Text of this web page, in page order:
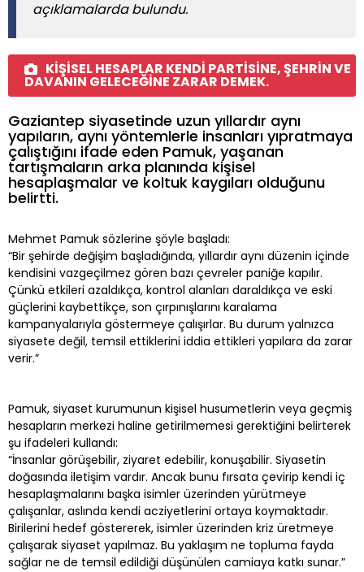
açıklamalarda bulundu.
KİŞİSEL HESAPLAR KENDİ PARTİSİNE, ŞEHRİN VE
DAVANIN GELECEĞİNE ZARAR DEMEK.
Gaziantep siyasetinde uzun yıllardır aynı
yapıların, aynı yöntemlerle insanları yıpratmaya
çalıştığını ifade eden Pamuk, yaşanan
tartışmaların arka planında kişisel
hesaplaşmalar ve koltuk kaygıları olduğunu
belirtti.
Mehmet Pamuk sözlerine şöyle başladı:
“Bir şehirde değişim başladığında, yıllardır aynı düzenin içinde
kendisini vazgeçilmez gören bazı çevreler paniğe kapılır.
Çünkü etkileri azaldıkça, kontrol alanları daraldıkça ve eski
güçlerini kaybettikçe, son çırpınışlarını karalama
kampanyalarıyla göstermeye çalışırlar. Bu durum yalnızca
siyasete değil, temsil ettiklerini iddia ettikleri yapılara da zarar
verir.”
Pamuk, siyaset kurumunun kişisel husumetlerin veya geçmiş
hesapların merkezi haline getirilmemesi gerektiğini belirterek
şu ifadeleri kullandı:
“İnsanlar görüşebilir, ziyaret edebilir, konuşabilir. Siyasetin
doğasında iletişim vardır. Ancak bunu fırsata çevirip kendi iç
hesaplaşmalarını başka isimler üzerinden yürütmeye
çalışanlar, aslında kendi acziyetlerini ortaya koymaktadır.
Birilerini hedef göstererek, isimler üzerinden kriz üretmeye
çalışarak siyaset yapılmaz. Bu yaklaşım ne topluma fayda
sağlar ne de temsil edildiği düşünülen camiaya katkı sunar.”